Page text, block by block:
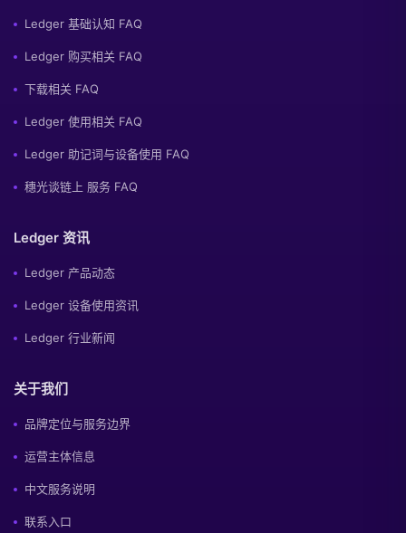
Ledger 基础认知 FAQ
Ledger 购买相关 FAQ
下载相关 FAQ
Ledger 使用相关 FAQ
Ledger 助记词与设备使用 FAQ
穗光谈链上 服务 FAQ
Ledger 资讯
Ledger 产品动态
Ledger 设备使用资讯
Ledger 行业新闻
关于我们
品牌定位与服务边界
运营主体信息
中文服务说明
联系入口